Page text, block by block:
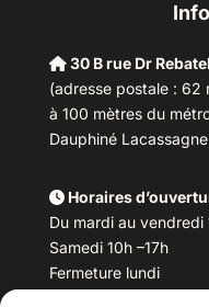
30 B rue Dr
(adresse postale : 62
à 100 mètres du
Dauphiné
Horaires
Du mardi au vendredi
Samedi 10h –17h
Fermeture lundi